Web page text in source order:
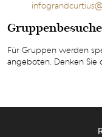
Gruppenbesuche
Für Gruppen werden
angeboten. Denken Sie